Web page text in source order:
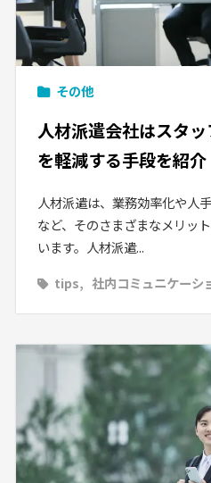
その他
人材派遣会社はスタ
を軽減する手段を紹介
人材派遣は、業務効率化や人
など、そのさまざまなメリッ
います。人材派遣...
tips
社内コミュニケーシ